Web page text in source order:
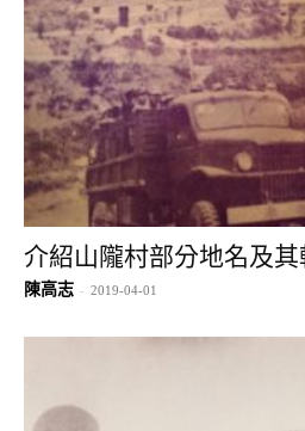
介紹山隴村部分地名及其
陳高志 - 2019-04-01